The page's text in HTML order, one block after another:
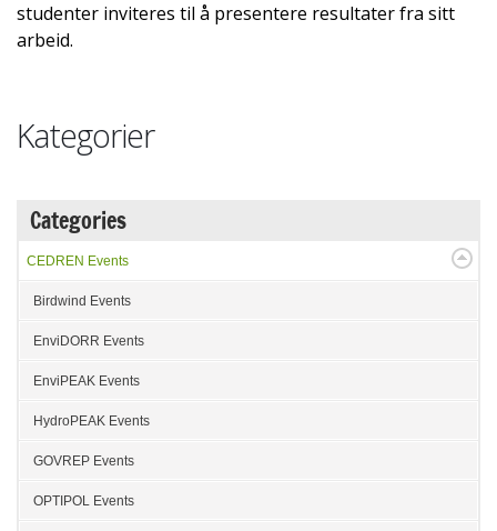
studenter inviteres til å presentere resultater fra sitt
arbeid.
Kategorier
Categories
CEDREN Events
Birdwind Events
EnviDORR Events
EnviPEAK Events
HydroPEAK Events
GOVREP Events
OPTIPOL Events